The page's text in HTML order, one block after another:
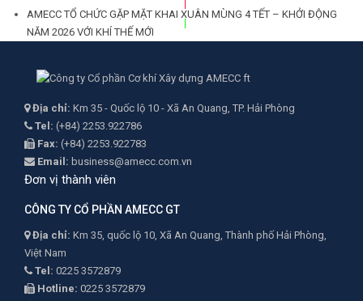
AMECC TỔ CHỨC GẶP MẶT KHAI XUÂN MÙNG 4 TẾT – KHỞI ĐỘNG
NĂM 2026 VỚI KHÍ THẾ MỚI
Địa chỉ: Km 35 - Quốc lộ 10 - Xã An Quang, TP. Hải Phòng
Tel: (+84) 2253.922786
Fax: (+84) 2253.922783
Email: business@amecc.com.vn
Đơn vị thành viên
CÔNG TY CỔ PHẦN AMECC GT
Địa chỉ: Km 35, quốc lộ 10, Xã An Quang, Thành phố Hải Phòng,
Việt Nam
Tel: 0225 3572879
Hotline: 0225 3572879